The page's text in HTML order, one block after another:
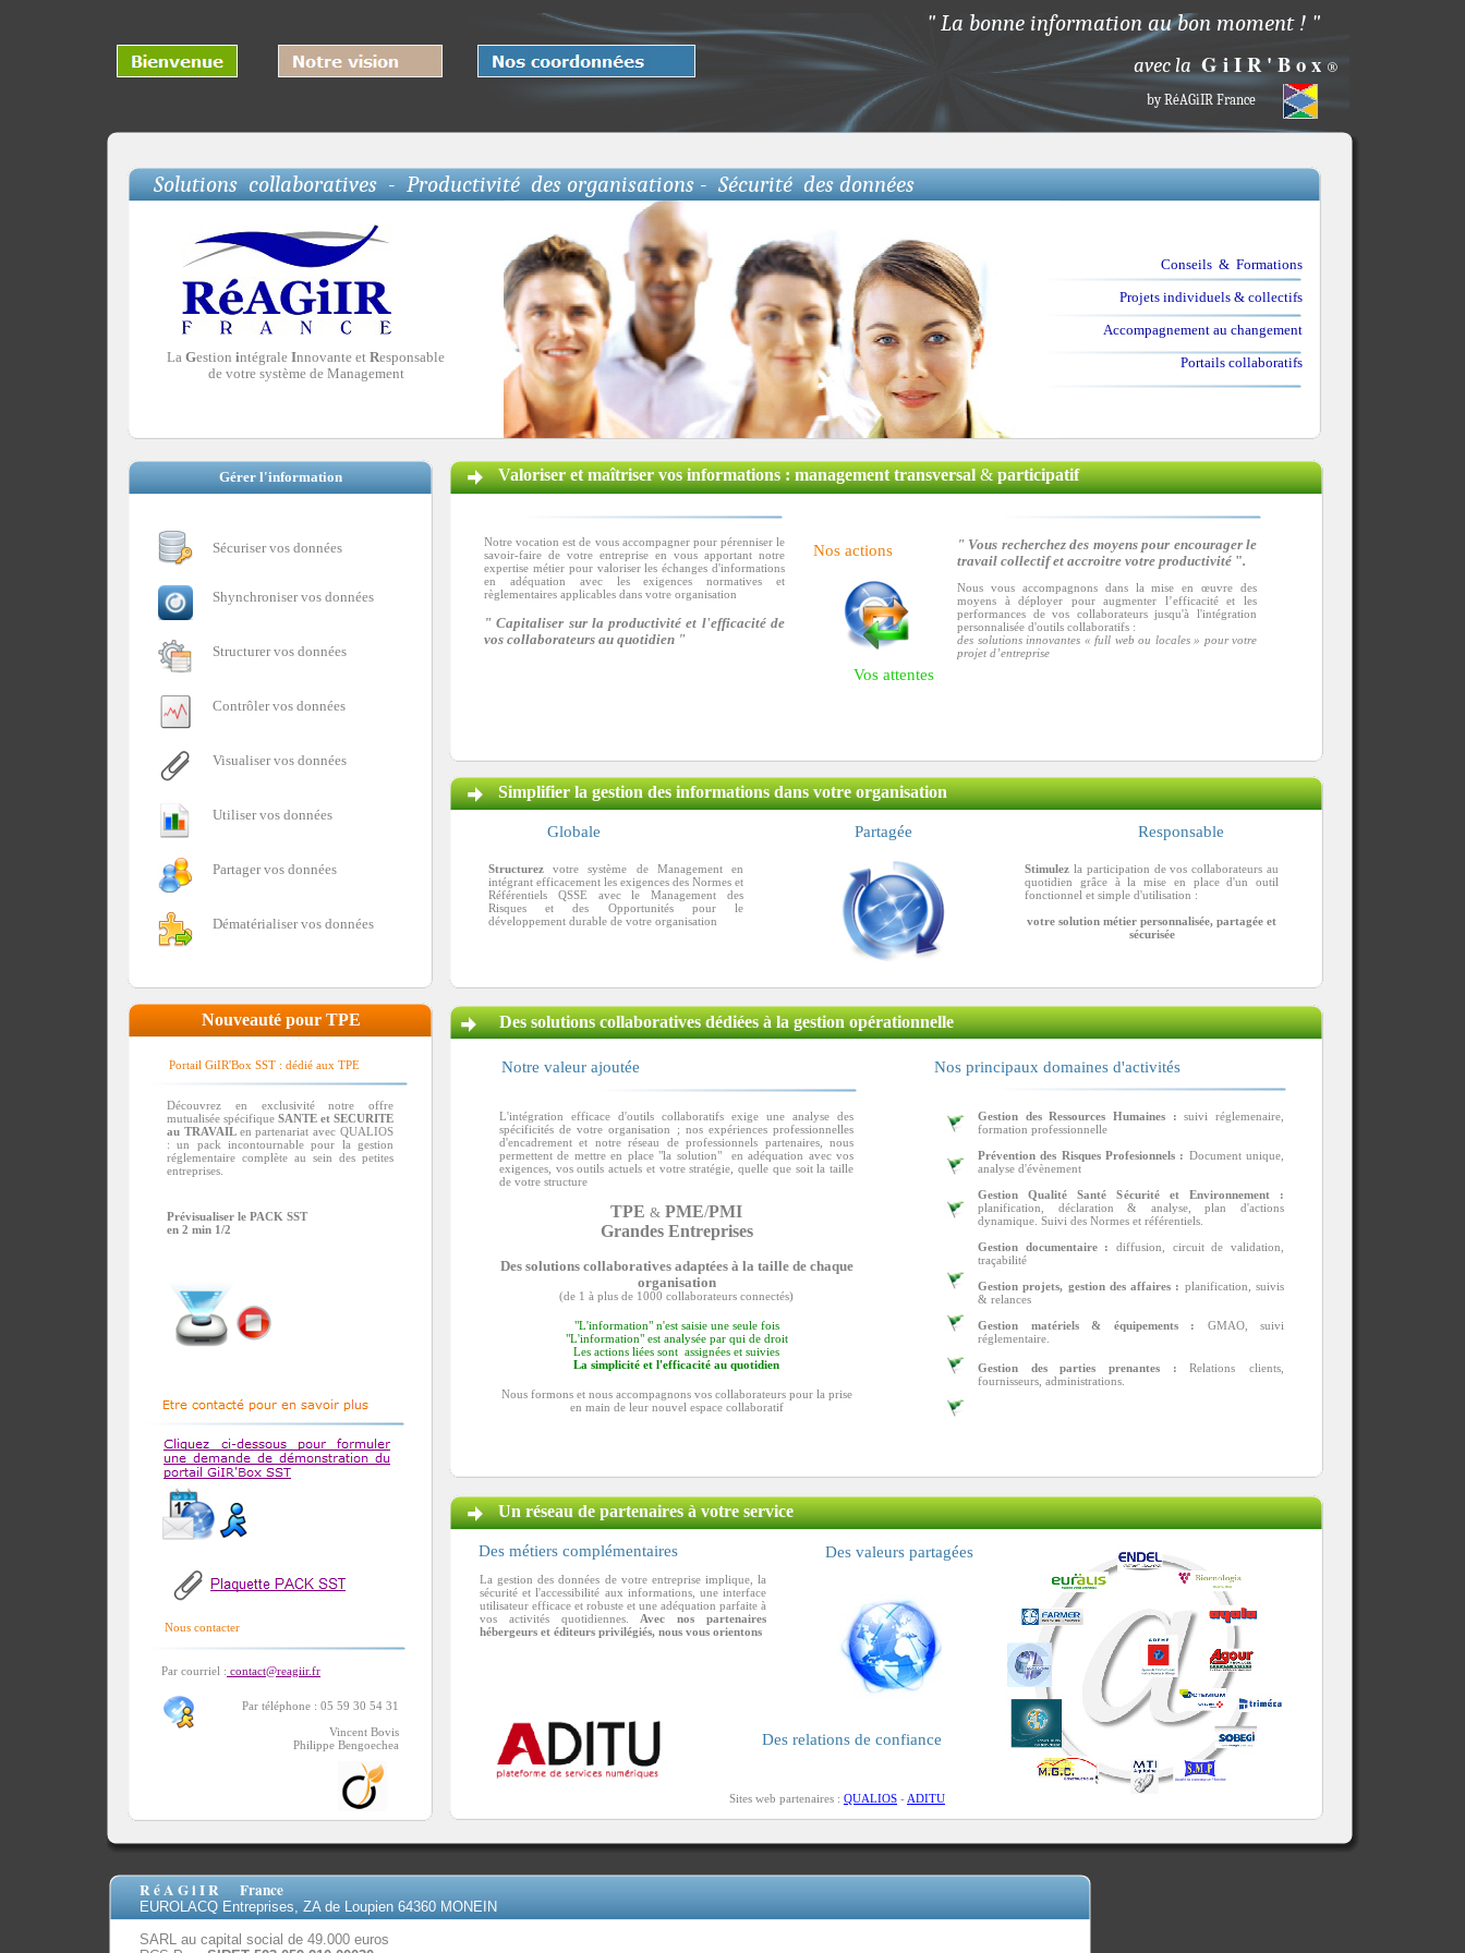
Sites web partenaires : QUALIOS - ADITU
Plaquette PACK SST
Des relations de confiance
Des valeurs partagées
La gestion des données de votre entreprise implique, la
sécurité et l'accessibilité aux informations, une interface
utilisateur efficace et robuste et une adéquation parfaite à
vos activités quotidiennes. Avec nos partenaires
hébergeurs et éditeurs privilégiés, nous vous orientons
Des métiers complémentaires
Un réseau de partenaires à votre service
Dématérialiser vos données
Partager vos données
Utiliser vos données
Visualiser vos données
Contrôler vos données
Structurer vos données
Shynchroniser vos données
Sécuriser vos données
La Gestion intégrale Innovante et Responsable
de votre système de Management
Cliquez ci-dessous pour formuler une
demande de démonstration du portail
GiIR'Box SST
" La bonne information au bon moment ! "
avec la G i I R ' B o x ®
by RéAGiIR France
Solutions collaboratives - Productivité des organisations - Sécurité des données
Par téléphone : 05 59 30 54 31
Vincent Bovis
Philippe Bengoechea
Structurezvotre système de Management en
intégrant efficacement les exigences des Normes et
Référentiels QSSE avec le Management des
Risques et des Opportunités pour le
développement durable de votre organisation
Stimulez la participation de vos collaborateurs au
quotidien grâce à la mise en place d'un outil
fonctionnel et simple d'utilisation :
votre solution métier personnalisée, partagée et
sécurisée
R é A G i I R France
EUROLACQ Entreprises, ZA de Loupien 64360 MONEIN
SARL au capital social de 49.000 euros
Nous contacter
Par courriel : contact@reagiir.fr
Gestion des Ressources Humaines :suivi réglemenaire,
formation professionnelle
Prévention des Risques Profesionnels : Document unique,
analyse d'évènement
Gestion Qualité Santé Sécurité et Environnement :
planification, déclaration & analyse, plan d'actions
dynamique. Suivi des Normes et référentiels.
Gestion documentaire : diffusion, circuit de validation,
traçabilité
Gestion projets, gestion des affaires : planification, suivis
& relances
Gestion matériels & équipements : GMAO, suivi
réglementaire.
Gestion des parties prenantes : Relations
clients,
fournisseurs, administrations.
L'intégration efficace d'outils collaboratifs exige une analyse des
spécificités de votre organisation ; nos expériences professionnelles
d'encadrement et notre réseau de professionnels partenaires, nous
permettent de mettre en place "la solution" en adéquation avec vos
exigences, vos outils actuels et votre stratégie, quelle que soit la taille
de votre structure
TPE & PME/PMI
Grandes Entreprises
Des solutions collaboratives adaptées à la taille de chaque
organisation
(de 1 à plus de 1000 collaborateurs connectés)
"L'information" n'est saisie une seule fois
"L'information" est analysée par qui de droit
Les actions liées sont assignées et suivies
La simplicité et l'efficacité au quotidien
Nous formons et nous accompagnons vos collaborateurs pour la prise
en main de leur nouvel espace collaboratif
Notre valeur ajoutée Nos principaux domaines d'activités
Portail GiIR'Box SST : dédié aux TPE
Découvrez en exclusivité notre offre
mutualisée spécifique SANTE et SECURITE
au TRAVAIL en partenariat avec QUALIOS
: un pack incontournable pour la gestion
réglementaire complète au sein des petites
entreprises.
Prévisualiser le PACK SST
en 2 min 1/2
Gérer l'information
Des solutions collaboratives dédiées à la gestion opérationnelle
Conseils & Formations
Projets individuels & collectifs
Accompagnement au changement
Portails collaboratifs
Partagée Responsable
Globale
Simplifier la gestion des informations dans votre organisation
Etre contacté pour en savoir plus
Nouveauté pour TPE
" Vous recherchez des moyens pour encourager le
travail collectif et accroitre votre productivité ".
Nous vous accompagnons dans la mise en œuvre des
moyens à déployer pour augmenter l’efficacité et les
performances de vos collaborateurs jusqu'à l'intégration
personnalisée d'outils collaboratifs :
des solutions innovantes « full web ou locales » pour votre
projet d’entreprise
Notre vocation est de vous accompagner pour pérenniser le
savoir-faire de votre entreprise en vous apportant notre
expertise métier pour valoriser les échanges d'informations
en adéquation avec les exigences normatives et
règlementaires applicables dans votre organisation
" Capitaliser sur la productivité et l'efficacité de
vos collaborateurs au quotidien "
Nos actions
Vos attentes
Valoriser et maîtriser vos informations : management transversal&participatif